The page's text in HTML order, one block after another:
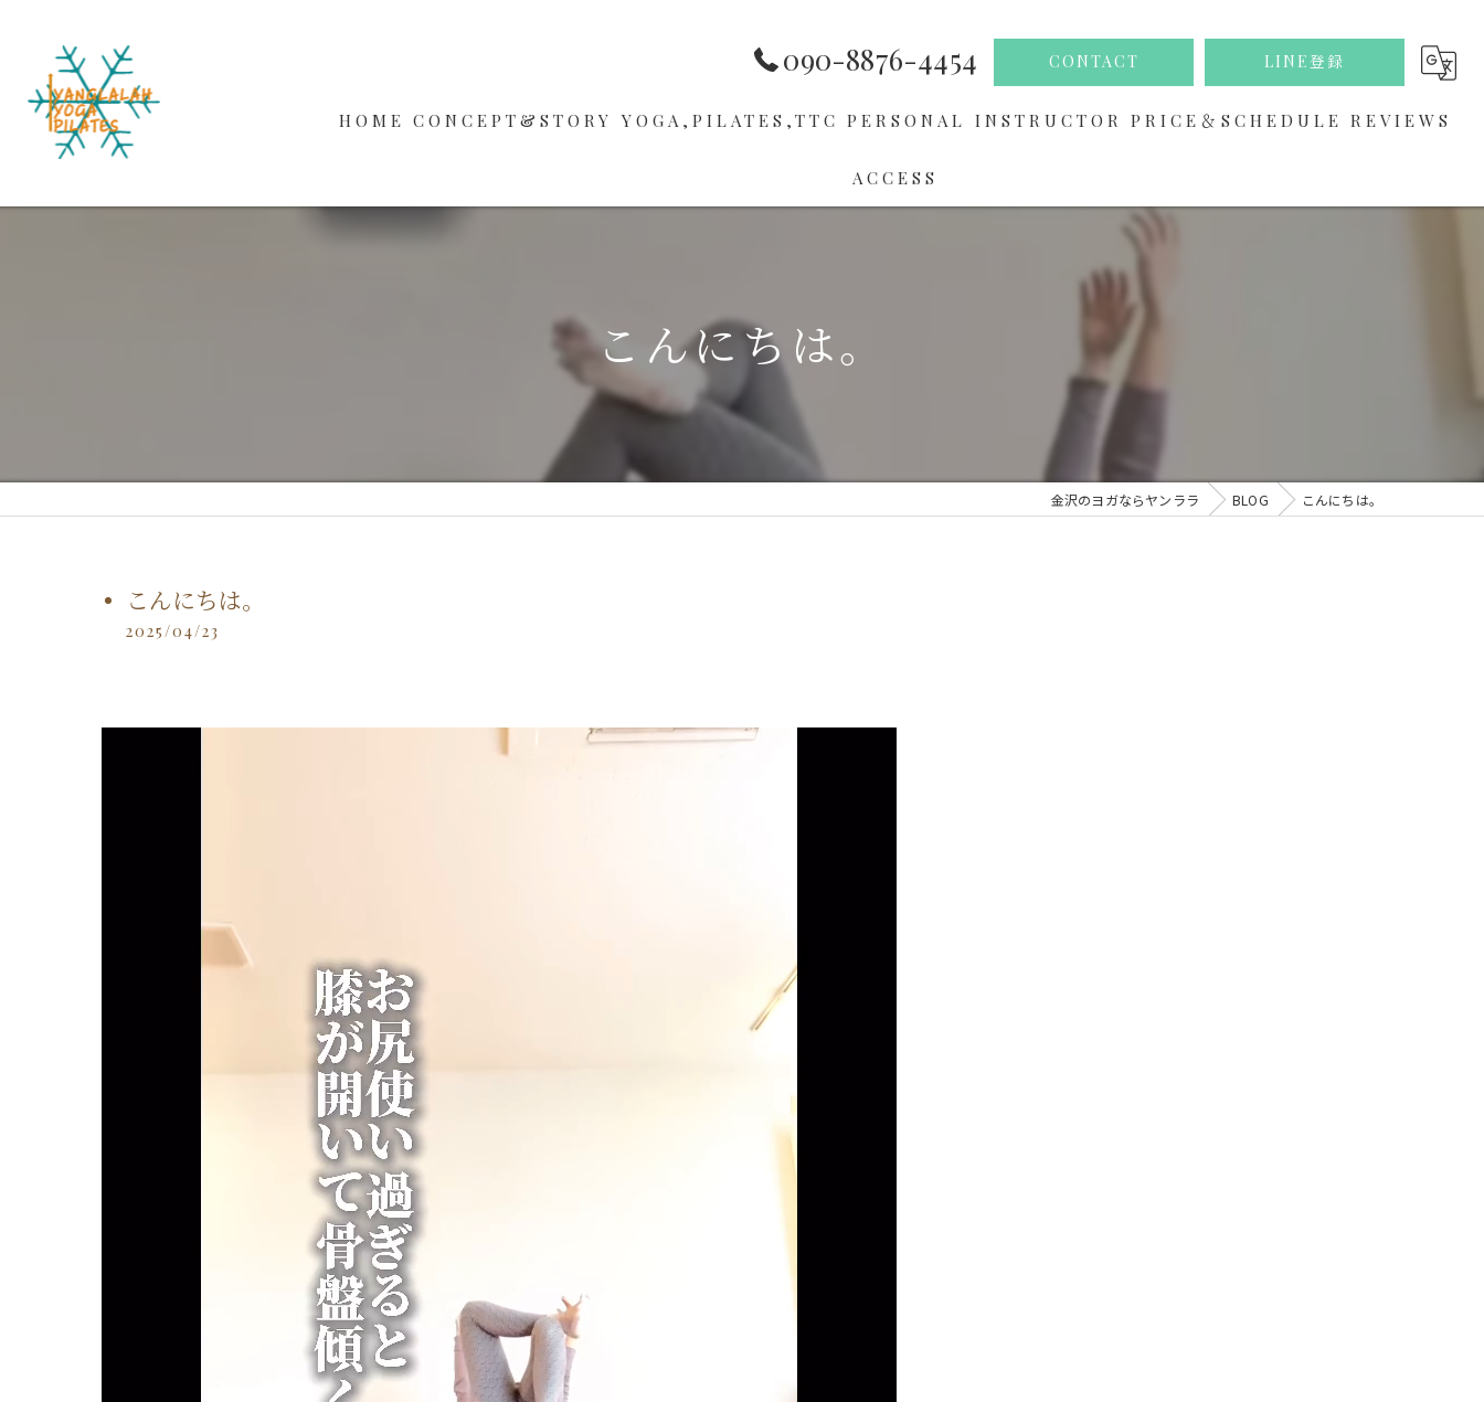
090-8876-4454 CONTACT LINE登録
HOME CONCEPT&STORY YOGA,PILATES,TTC PERSONAL INSTRUCTOR PRICE＆SCHEDULE REVIEWS
ACCESS
こんにちは。
金沢のヨガならヤンララ BLOG こんにちは。
こんにちは。
2025/04/23